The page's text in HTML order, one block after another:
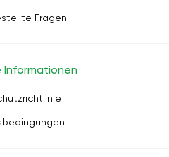
Fragen
Informationen